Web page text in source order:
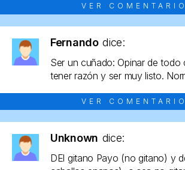
VER COMENTARIO
Fernando dice:
Ser un cuñado: Opinar de todo
tener razón y ser muy listo.
VER COMENTARIO
Unknown dice:
DEl gitano Payo (no gitano) y